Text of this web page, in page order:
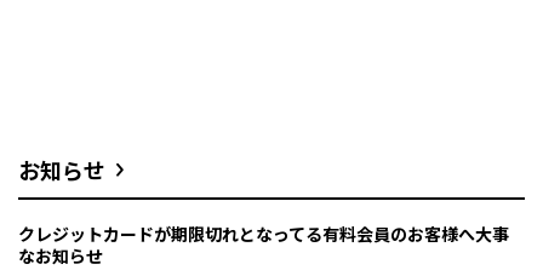
お知らせ
クレジットカードが期限切れとなってる有料会員のお客様へ大事
なお知らせ